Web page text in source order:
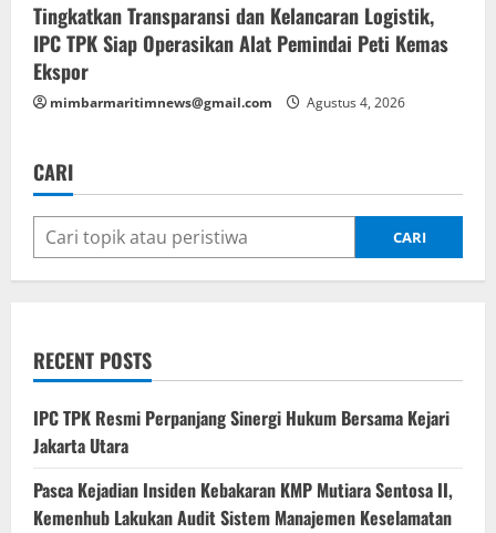
Tingkatkan Transparansi dan Kelancaran Logistik,
IPC TPK Siap Operasikan Alat Pemindai Peti Kemas
Ekspor
mimbarmaritimnews@gmail.com Agustus 4, 2026
CARI
CARI
RECENT POSTS
IPC TPK Resmi Perpanjang Sinergi Hukum Bersama Kejari
Jakarta Utara
Pasca Kejadian Insiden Kebakaran KMP Mutiara Sentosa II,
Kemenhub Lakukan Audit Sistem Manajemen Keselamatan